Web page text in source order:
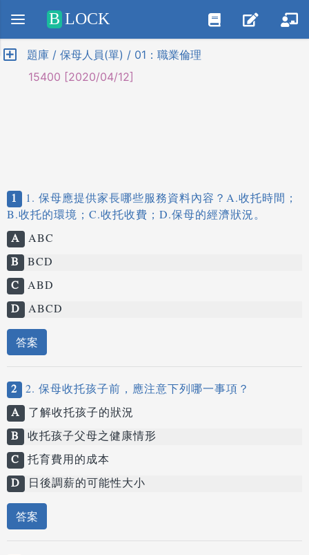
Positive SSL
B LOCK
題庫 / 保母人員(單) / 01：職業倫理
15400 [2020/04/12]
1
1. 保母應提供家長哪些服務資料內容？A.收托時間；
B.收托的環境；C.收托收費；D.保母的經濟狀況。
A ABC
B BCD
C ABD
D ABCD
答案
2 2. 保母收托孩子前，應注意下列哪一事項？
A 了解收托孩子的狀況
B 收托孩子父母之健康情形
C 托育費用的成本
D
日後調薪的可能性大小
答案